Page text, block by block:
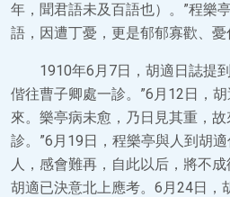
年，聞君語未及百語也）。”程樂
語，因遭丁憂，更是郁郁寡歡、憂
1910年6月7日，胡適日誌提
偕往曹子卿處一診。”6月12日，
來。樂亭病未愈，乃日見其重，
診。”6月19日，程樂亭與人到胡
人，感會難再，自此以后，將不成
胡適已決意北上應考。6月24日，